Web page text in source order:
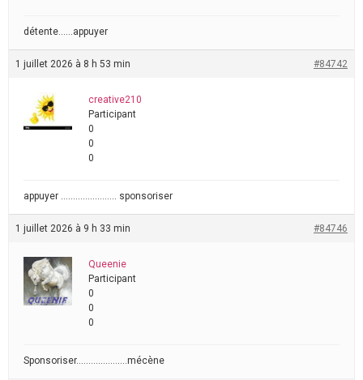
détente……appuyer
1 juillet 2026 à 8 h 53 min #84742
creative210
Participant
0
0
0
appuyer ………………….. sponsoriser
1 juillet 2026 à 9 h 33 min #84746
Queenie
Participant
0
0
0
Sponsoriser…………………mécène